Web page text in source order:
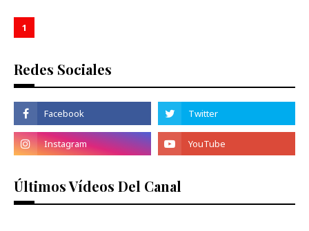
1
Redes Sociales
Últimos Vídeos Del Canal